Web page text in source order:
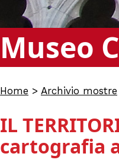
Museo
Home > Archivio mostre
IL
cartografia